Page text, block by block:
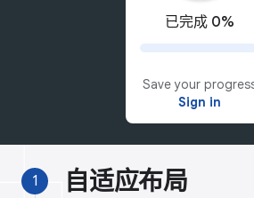
已完成 0%
Save your
Sign in
1 自适应布局